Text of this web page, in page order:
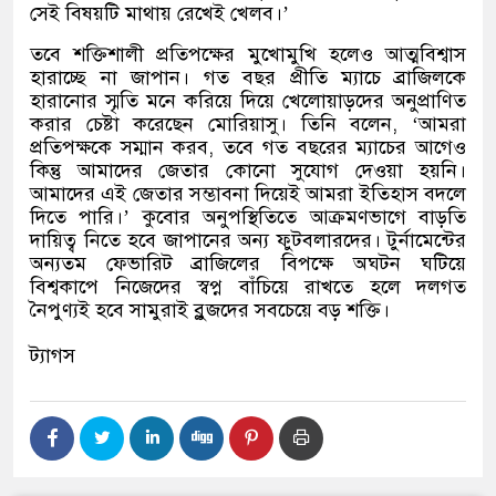
সেই বিষয়টি মাথায় রেখেই খেলব।’
তবে শক্তিশালী প্রতিপক্ষের মুখোমুখি হলেও আত্মবিশ্বাস
হারাচ্ছে না জাপান। গত বছর প্রীতি ম্যাচে ব্রাজিলকে
হারানোর স্মৃতি মনে করিয়ে দিয়ে খেলোয়াড়দের অনুপ্রাণিত
করার চেষ্টা করেছেন মোরিয়াসু। তিনি বলেন, ‘আমরা
প্রতিপক্ষকে সম্মান করব,তবে গত বছরের ম্যাচের আগেও
কিন্তু আমাদের জেতার কোনো সুযোগ দেওয়া হয়নি।
আমাদের এই জেতার সম্ভাবনা দিয়েই আমরা ইতিহাস বদলে
দিতে পারি।’কুবোর অনুপস্থিতিতে আক্রমণভাগে বাড়তি
দায়িত্ব নিতে হবে জাপানের অন্য ফুটবলারদের। টুর্নামেন্টের
অন্যতম ফেভারিট ব্রাজিলের বিপক্ষে অঘটন ঘটিয়ে
বিশ্বকাপে নিজেদের স্বপ্ন বাঁচিয়ে রাখতে হলে দলগত
নৈপুণ্যই হবে সামুরাই ব্লুজদের সবচেয়ে বড় শক্তি।
ট্যাগস